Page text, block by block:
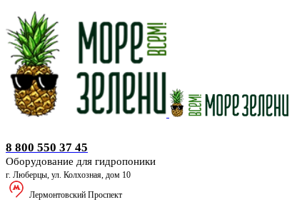
8 800 550 37 45
Оборудование для гидропоники
г. Люберцы, ул. Колхозная, дом 10
Лермонтовский Проспект